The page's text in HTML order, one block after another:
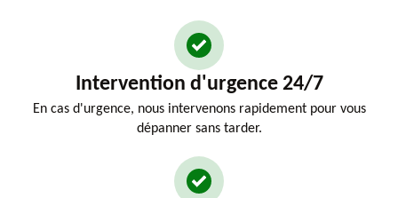
Intervention d'urgence 24/7
En cas d'urgence, nous intervenons rapidement pour vous
dépanner sans tarder.